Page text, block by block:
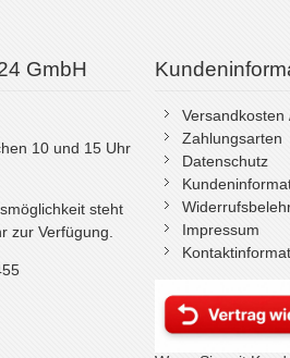
GmbH
10 und 15 Uhr
steht
zur Verfügung.
Zahlungsarten
Datenschutz
Impressum